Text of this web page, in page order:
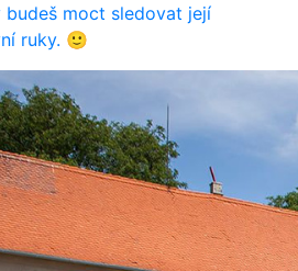
budeš moct sledovat její
ruky. 🙂